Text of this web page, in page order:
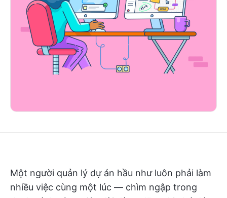
Một người quản lý dự án hầu như luôn phải làm
nhiều việc cùng một lúc — chìm ngập trong